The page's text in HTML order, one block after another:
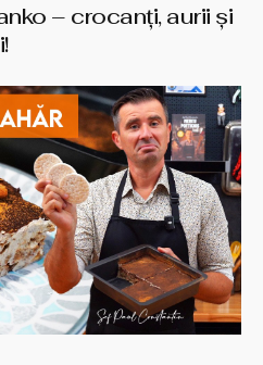
– crocanți, aurii și